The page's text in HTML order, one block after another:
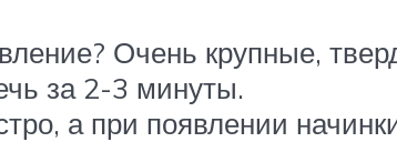
Очень крупные,
за 2-3 минуты.
а при появлении